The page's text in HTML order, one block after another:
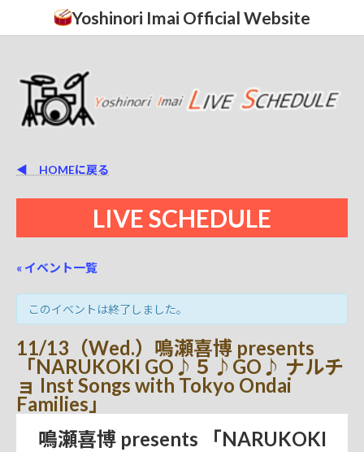
Yoshinori Imai Official Website
◀ HOMEに戻る
LIVE SCHEDULE
« イベント一覧
このイベントは終了しました。
11/13（Wed.）鳴瀬喜博 presents
「NARUKOKI GO♪５♪GO♪ ナルチ
ョ Inst Songs with Tokyo Ondai
Families」
鳴瀬喜博 presents 「NARUKOKI